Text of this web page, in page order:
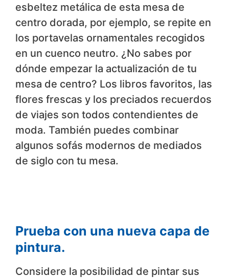
esbeltez metálica de esta mesa de
centro dorada, por ejemplo, se repite en
los portavelas ornamentales recogidos
en un cuenco neutro. ¿No sabes por
dónde empezar la actualización de tu
mesa de centro? Los libros favoritos, las
flores frescas y los preciados recuerdos
de viajes son todos contendientes de
moda. También puedes combinar
algunos sofás modernos de mediados
de siglo con tu mesa.
Prueba con una nueva capa de
pintura.
Considere la posibilidad de pintar sus